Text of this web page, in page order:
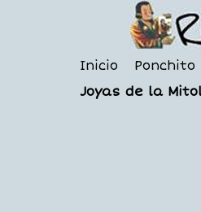
Inicio Ponchito
Joyas de la